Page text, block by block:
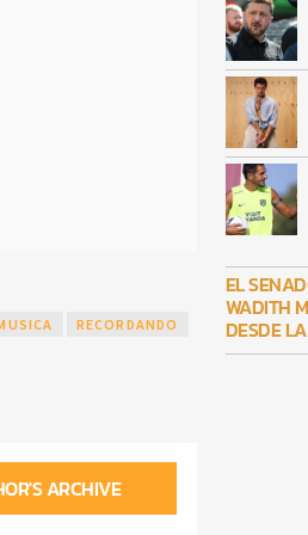
RECORDANDO
ARCHIVE
EL
WADITH
DESDE